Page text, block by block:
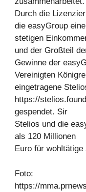
Durch die
die easyGroup
stetigen
und der Großteil
Gewinne der
Vereinigten
eingetragene
https://
gespendet. Sir
Stelios und die
als 120 Millionen
Euro für
Foto:
https://